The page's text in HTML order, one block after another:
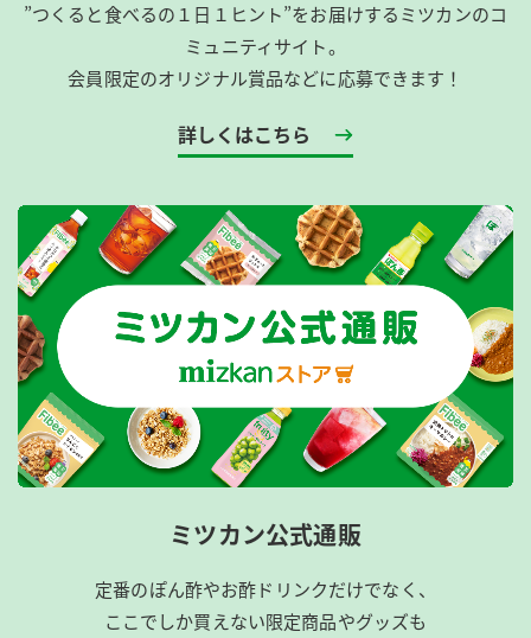
”つくると食べるの１日１ヒント”をお届けするミツカンのコ
ミュニティサイト。
会員限定のオリジナル賞品などに応募できます！
詳しくはこちら
ミツカン公式通販
定番のぽん酢やお酢ドリンクだけでなく、
ここでしか買えない限定商品やグッズも